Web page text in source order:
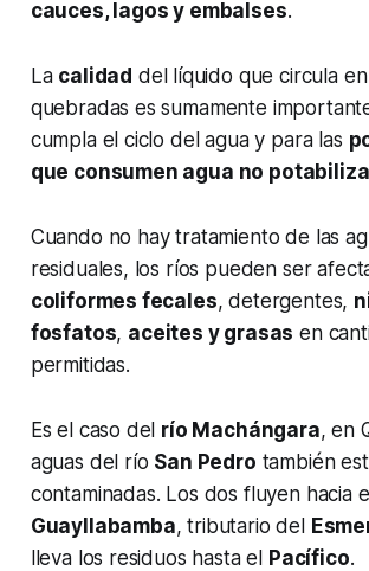
cauces, lagos y embalses.
La calidad del líquido que circula
quebradas es sumamente
cumpla el ciclo del agua y para las
que consumen agua no
Cuando no hay tratamiento de las
residuales, los ríos pueden ser
coliformes fecales, detergentes,
fosfatos, aceites y grasas en
permitidas.
Es el caso del río Machángara, en
aguas del río San Pedro también
contaminadas. Los dos fluyen hacia
Guayllabamba, tributario del
lleva los residuos hasta el Pacífico.